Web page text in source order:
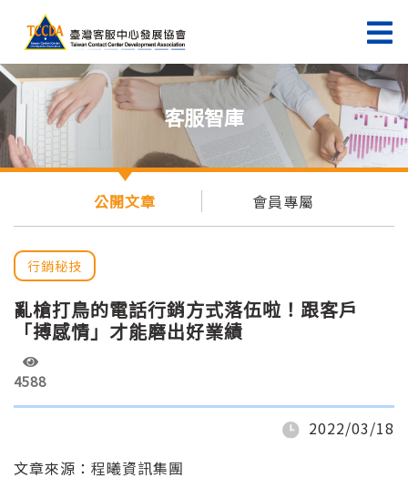
客服智庫
公開文章 會員專屬
行銷秘技
亂槍打鳥的電話行銷方式落伍啦！跟客戶
「搏感情」才能磨出好業績
4588
2022/03/18
文章來源： 程曦資訊集團